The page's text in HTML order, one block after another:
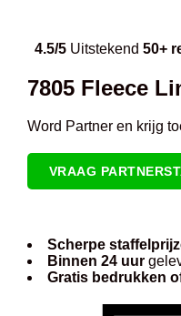
4.5/5 Uitstekend 50+
7805 Fleece
Word Partner en krijg
VRAAG
Scherpe
Binnen 24 uur
Gratis bedrukken